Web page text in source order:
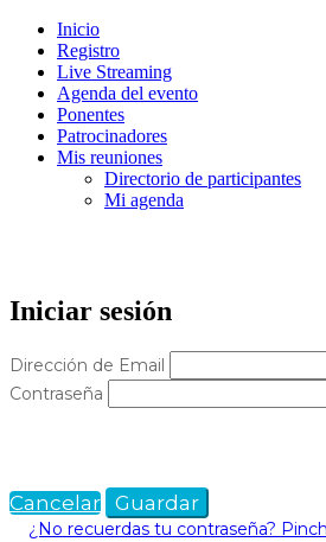
Inicio
Registro
Live Streaming
Agenda del evento
Ponentes
Patrocinadores
Mis reuniones
Directorio de participantes
Mi agenda
Iniciar sesión
Dirección de Email
Contraseña
Cancelar Guardar
¿No recuerdas tu contraseña?